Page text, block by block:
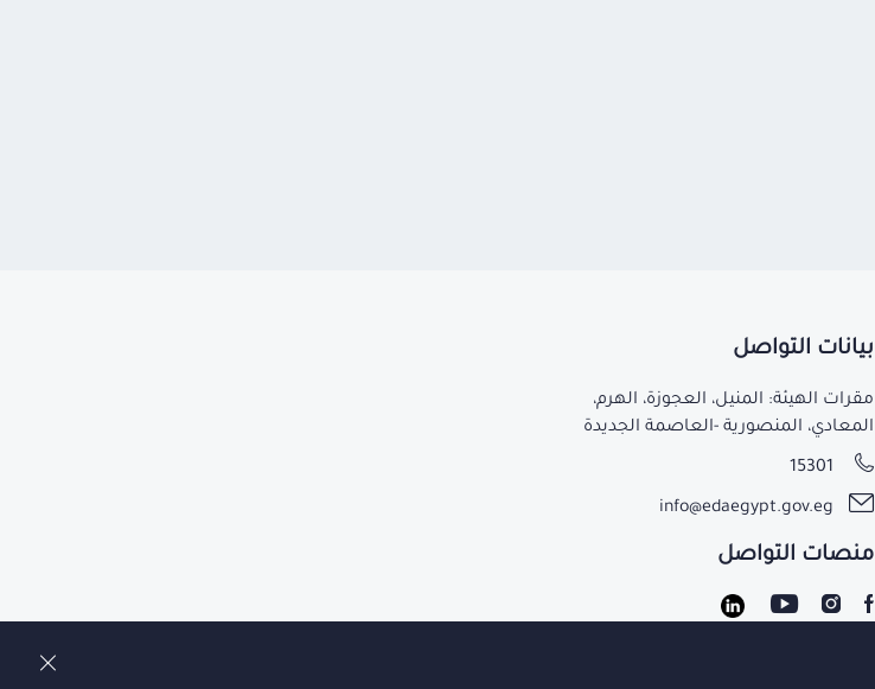
بيانات التواصل
مقرات الهيئة: المنيل، العجوزة، الهرم،
المعادي، المنصورية -العاصمة الجديدة
15301
info@edaegypt.gov.eg
منصات التواصل